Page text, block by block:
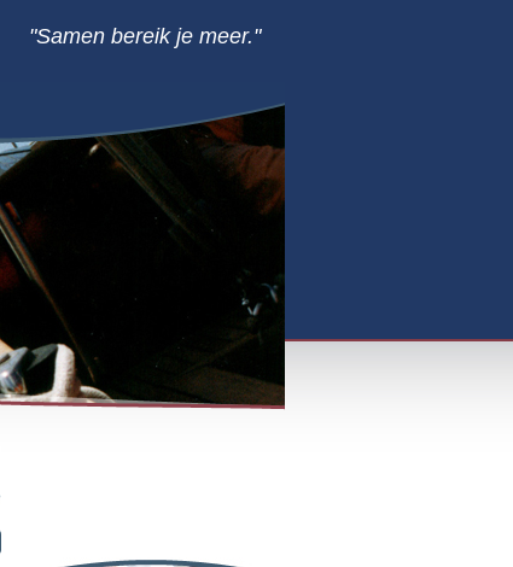
"Samen bereik je meer."